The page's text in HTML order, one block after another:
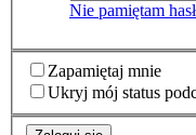
Nie pamiętam
Zapamiętaj mnie
Ukryj mój status